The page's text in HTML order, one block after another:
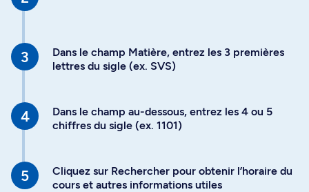
Dans le champ Matière, entrez les 3 premières
lettres du sigle (ex. SVS)
Dans le champ au-dessous, entrez les 4 ou 5
chiffres du sigle (ex. 1101)
Cliquez sur Rechercher pour obtenir l’horaire du
cours et autres informations utiles